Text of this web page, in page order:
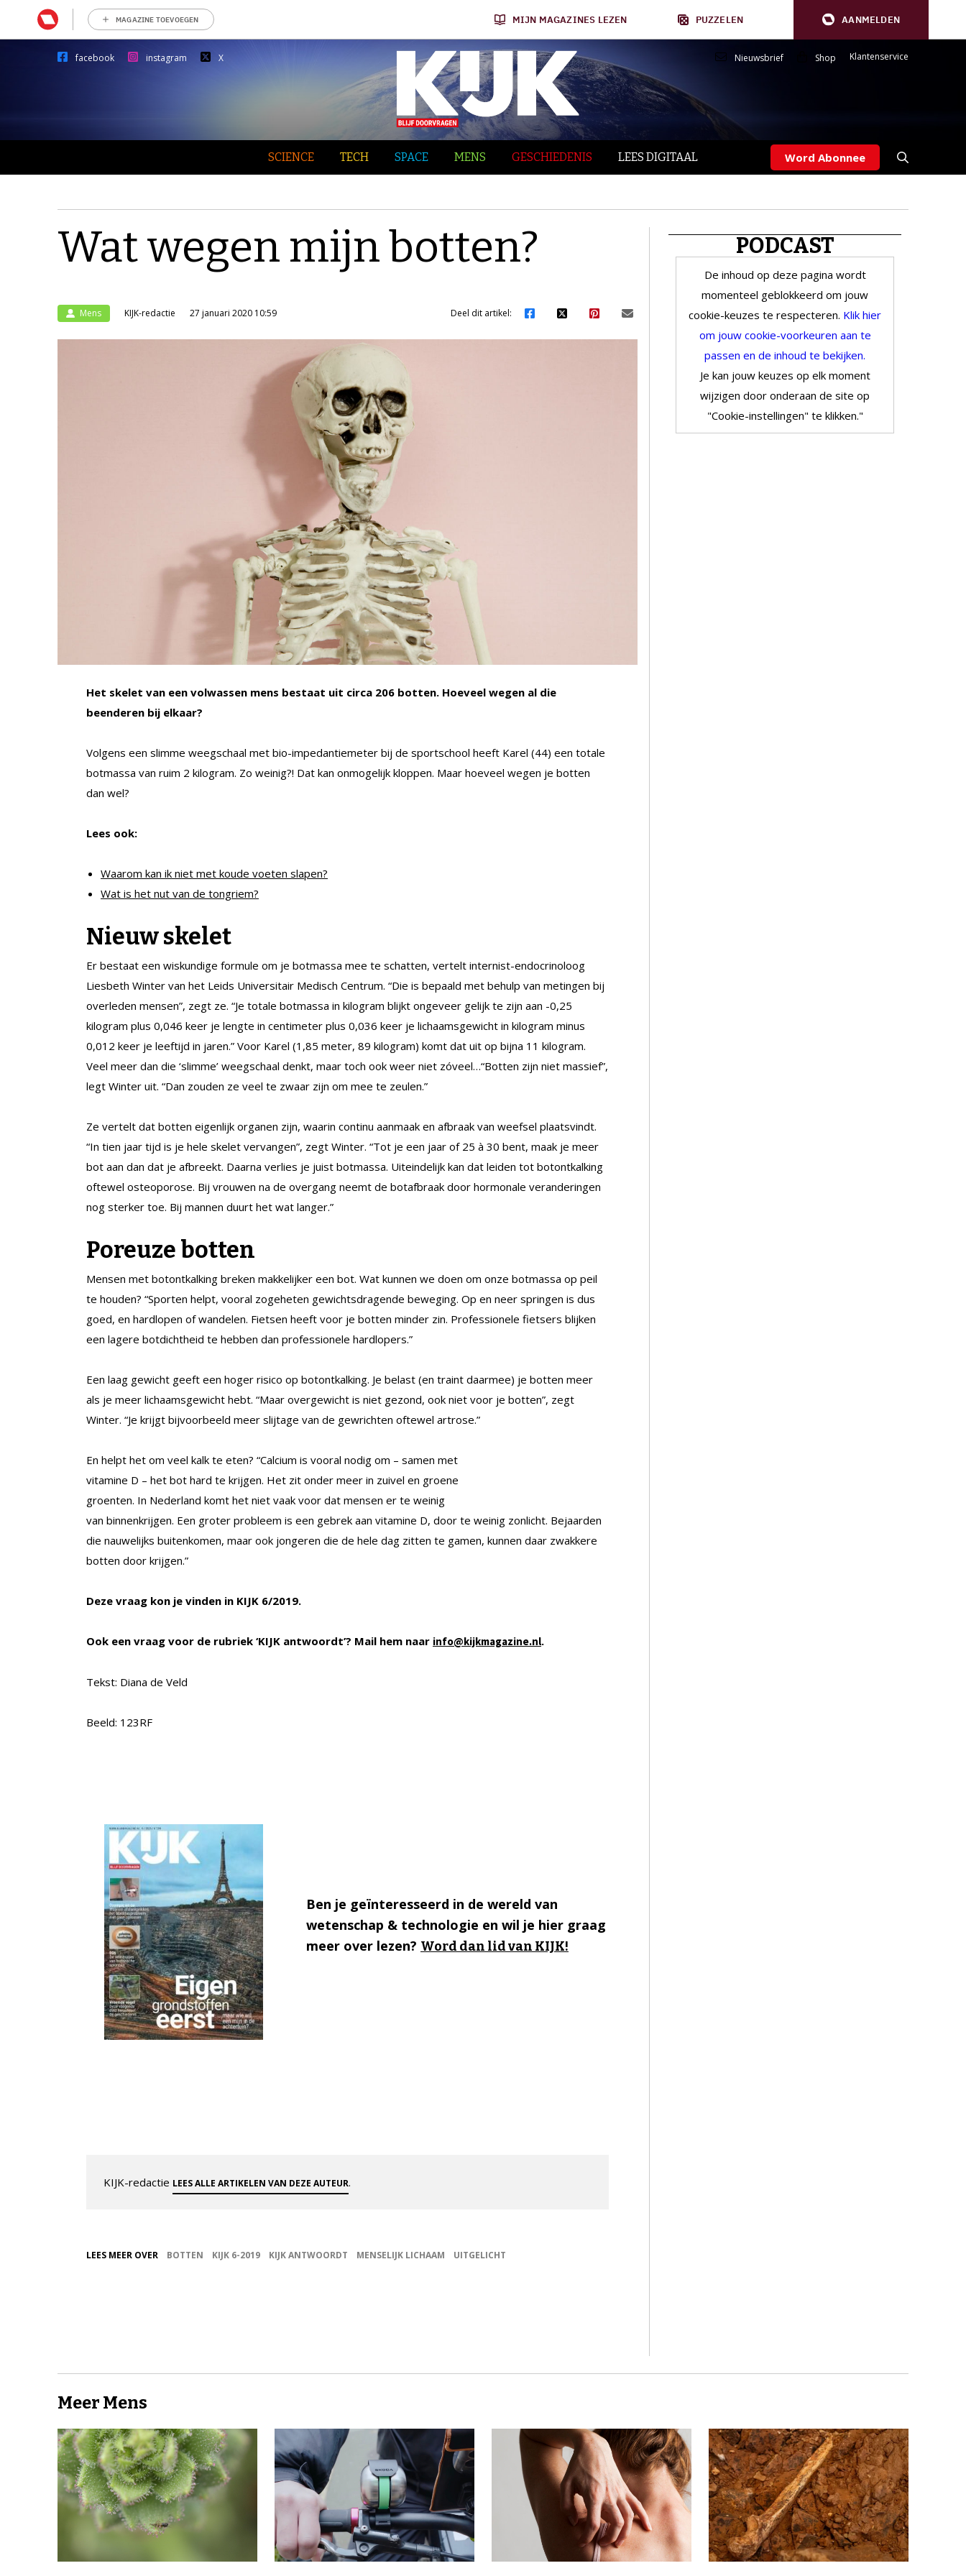
MAGAZINE TOEVOEGEN MIJN MAGAZINES LEZEN PUZZELEN AANMELDEN
facebook instagram X Nieuwsbrief Shop Klantenservice
SCIENCE TECH SPACE MENS GESCHIEDENIS LEES DIGITAAL Word Abonnee
Wat wegen mijn botten?
Mens KIJK-redactie 27 januari 2020 10:59 Deel dit artikel:
Het skelet van een volwassen mens bestaat uit circa 206 botten. Hoeveel wegen al die
beenderen bij elkaar?
Volgens een slimme weegschaal met bio-impedantiemeter bij de sportschool heeft Karel (44) een totale
botmassa van ruim 2 kilogram. Zo weinig?! Dat kan onmogelijk kloppen. Maar hoeveel wegen je botten
dan wel?
Lees ook:
Waarom kan ik niet met koude voeten slapen?
Wat is het nut van de tongriem?
Nieuw skelet
Er bestaat een wiskundige formule om je botmassa mee te schatten, vertelt internist-endocrinoloog
Liesbeth Winter van het Leids Universitair Medisch Centrum. “Die is bepaald met behulp van metingen bij
overleden mensen”, zegt ze. “Je totale botmassa in kilogram blijkt ongeveer gelijk te zijn aan -0,25
kilogram plus 0,046 keer je lengte in centimeter plus 0,036 keer je lichaamsgewicht in kilogram minus
0,012 keer je leeftijd in jaren.” Voor Karel (1,85 meter, 89 kilogram) komt dat uit op bijna 11 kilogram.
Veel meer dan die ‘slimme’ weegschaal denkt, maar toch ook weer niet zóveel…“Botten zijn niet massief”,
legt Winter uit. “Dan zouden ze veel te zwaar zijn om mee te zeulen.”
Ze vertelt dat botten eigenlijk organen zijn, waarin continu aanmaak en afbraak van weefsel plaatsvindt.
“In tien jaar tijd is je hele skelet vervangen”, zegt Winter. “Tot je een jaar of 25 à 30 bent, maak je meer
bot aan dan dat je afbreekt. Daarna verlies je juist botmassa. Uiteindelijk kan dat leiden tot botontkalking
oftewel osteoporose. Bij vrouwen na de overgang neemt de botafbraak door hormonale veranderingen
nog sterker toe. Bij mannen duurt het wat langer.”
Poreuze botten
Mensen met botontkalking breken makkelijker een bot. Wat kunnen we doen om onze botmassa op peil
te houden? “Sporten helpt, vooral zogeheten gewichtsdragende beweging. Op en neer springen is dus
goed, en hardlopen of wandelen. Fietsen heeft voor je botten minder zin. Professionele fietsers blijken
een lagere botdichtheid te hebben dan professionele hardlopers.”
Een laag gewicht geeft een hoger risico op botontkalking. Je belast (en traint daarmee) je botten meer
als je meer lichaamsgewicht hebt. “Maar overgewicht is niet gezond, ook niet voor je botten”, zegt
Winter. “Je krijgt bijvoorbeeld meer slijtage van de gewrichten oftewel artrose.”
En helpt het om veel kalk te eten? “Calcium is vooral nodig om – samen met
vitamine D – het bot hard te krijgen. Het zit onder meer in zuivel en groene
groenten. In Nederland komt het niet vaak voor dat mensen er te weinig
van binnenkrijgen. Een groter probleem is een gebrek aan vitamine D, door te weinig zonlicht. Bejaarden
die nauwelijks buitenkomen, maar ook jongeren die de hele dag zitten te gamen, kunnen daar zwakkere
botten door krijgen.”
Deze vraag kon je vinden in KIJK 6/2019.
Ook een vraag voor de rubriek ‘KIJK antwoordt’? Mail hem naar info@kijkmagazine.nl.
Tekst: Diana de Veld
Beeld: 123RF
Ben je geïnteresseerd in de wereld van
wetenschap & technologie en wil je hier graag
meer over lezen? Word dan lid van KIJK!
KIJK-redactie LEES ALLE ARTIKELEN VAN DEZE AUTEUR.
LEES MEER OVER BOTTEN KIJK 6-2019 KIJK ANTWOORDT MENSELIJK LICHAAM UITGELICHT
PODCAST
De inhoud op deze pagina wordt
momenteel geblokkeerd om jouw
cookie-keuzes te respecteren. Klik hier
om jouw cookie-voorkeuren aan te
passen en de inhoud te bekijken.
Je kan jouw keuzes op elk moment
wijzigen door onderaan de site op
"Cookie-instellingen" te klikken."
Meer Mens